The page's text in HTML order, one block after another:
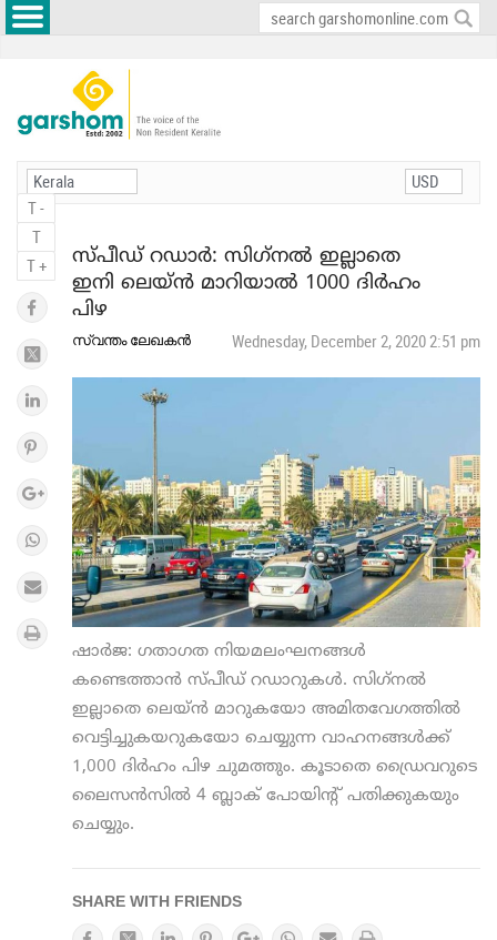
T -
T
T +
സ്പീഡ് റഡാര്‍: സിഗ്‌നല്‍ ഇല്ലാതെ
ഇനി ലെയ്ന്‍ മാറിയാല്‍ 1000 ദിര്‍ഹം
പിഴ
സ്വന്തം ലേഖകന്‍ Wednesday, December 2, 2020 2:51 pm
ഷാര്‍ജ: ഗതാഗത നിയമലംഘനങ്ങള്‍
കണ്ടെത്താന്‍ സ്പീഡ് റഡാറുകള്‍. സിഗ്‌നല്‍
ഇല്ലാതെ ലെയ്ന്‍ മാറുകയോ അമിതവേഗത്തില്‍
വെട്ടിച്ചുകയറുകയോ ചെയ്യുന്ന വാഹനങ്ങള്‍ക്ക്
1,000 ദിര്‍ഹം പിഴ ചുമത്തും. കൂടാതെ ഡ്രൈവറുടെ
ലൈസന്‍സില്‍ 4 ബ്ലാക് പോയിന്റ് പതിക്കുകയും
ചെയ്യും.
SHARE WITH FRIENDS